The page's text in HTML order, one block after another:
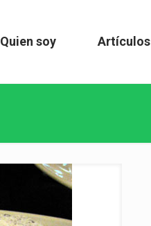
Quien soy Artículos